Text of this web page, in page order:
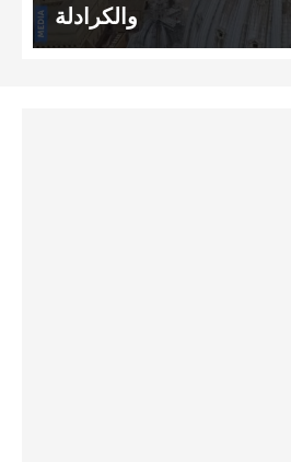
والكرادلة